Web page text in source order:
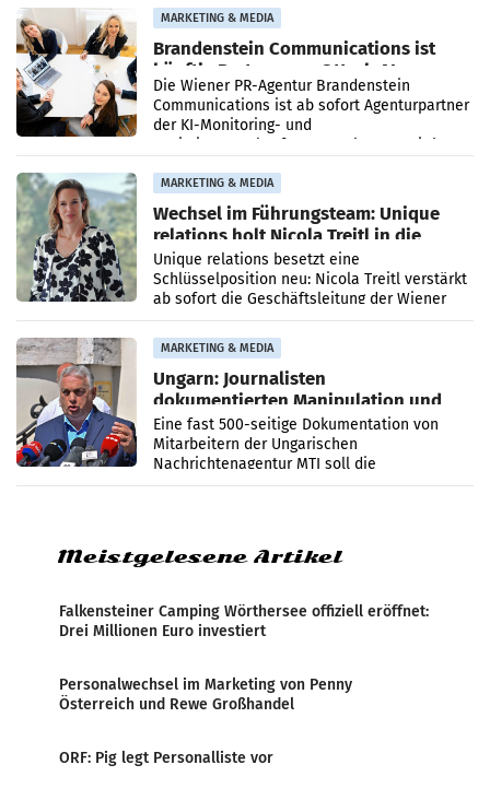
MARKETING & MEDIA
Brandenstein Communications ist
künftig Partner von OtterlyAI
Die Wiener PR-Agentur Brandenstein
Communications ist ab sofort Agenturpartner
der KI-Monitoring- und
Optimierungsplattform OtterlyAI. Damit baut
MARKETING & MEDIA
Wechsel im Führungsteam: Unique
relations holt Nicola Treitl in die
Geschäftsleitung
Unique relations besetzt eine
Schlüsselposition neu: Nicola Treitl verstärkt
ab sofort die Geschäftsleitung der Wiener
PR-Agentur an der Seite von Josef Kalina und
Anna Kalina-Mahr.
MARKETING & MEDIA
Ungarn: Journalisten
dokumentierten Manipulation und
Zensur
Eine fast 500-seitige Dokumentation von
Mitarbeitern der Ungarischen
Nachrichtenagentur MTI soll die
systematische Nachrichten-Manipulation und
Meistgelesene Artikel
Falkensteiner Camping Wörthersee offiziell eröffnet:
Drei Millionen Euro investiert
Personalwechsel im Marketing von Penny
Österreich und Rewe Großhandel
ORF: Pig legt Personalliste vor